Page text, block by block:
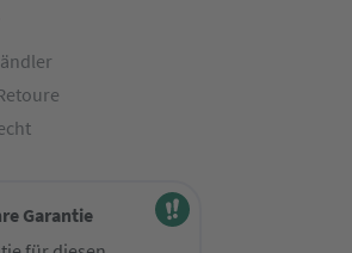
Garantie